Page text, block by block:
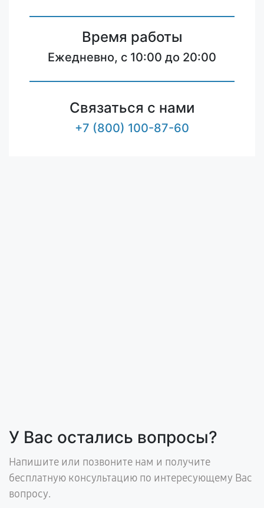
Время работы
Ежедневно, с 10:00 до 20:00
Связаться с нами
+7 (800) 100-87-60
У Вас остались вопросы?
Напишите или позвоните нам и получите
бесплатную консультацию по интересующему Вас
вопросу.